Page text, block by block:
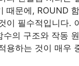
때문에, ROUND
이 필수적입니다.
수의 구조와 작동
용하는 것이 매우